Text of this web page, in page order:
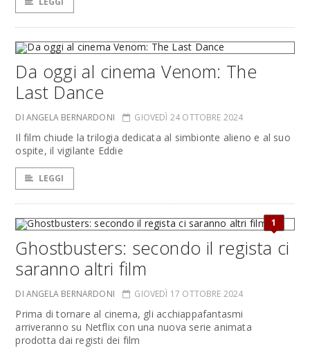
Da oggi al cinema Venom: The
Last Dance
DI ANGELA BERNARDONI GIOVEDÌ 24 OTTOBRE 2024
Il film chiude la trilogia dedicata al simbionte alieno e al suo
ospite, il vigilante Eddie
LEGGI
1
Ghostbusters: secondo il regista ci
saranno altri film
DI ANGELA BERNARDONI GIOVEDÌ 17 OTTOBRE 2024
Prima di tornare al cinema, gli acchiappafantasmi
arriveranno su Netflix con una nuova serie animata
prodotta dai registi dei film